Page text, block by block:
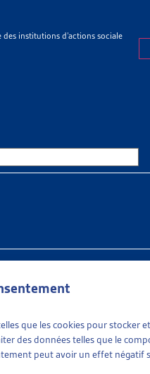
que les cookies pour stocker
des données telles que le
peut avoir un effet négatif
institutions d’actions sociale